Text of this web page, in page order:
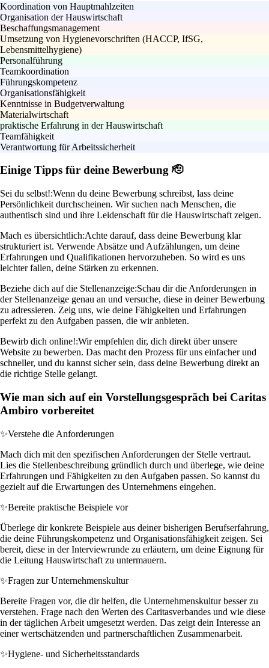
Koordination von Hauptmahlzeiten
Organisation der Hauswirtschaft
Beschaffungsmanagement
Umsetzung von Hygienevorschriften (HACCP, IfSG,
Lebensmittelhygiene)
Personalführung
Teamkoordination
Führungskompetenz
Organisationsfähigkeit
Kenntnisse in Budgetverwaltung
Materialwirtschaft
praktische Erfahrung in der Hauswirtschaft
Teamfähigkeit
Verantwortung für Arbeitssicherheit
Einige Tipps für deine Bewerbung 🫡
Sei du selbst!:Wenn du deine Bewerbung schreibst, lass deine
Persönlichkeit durchscheinen. Wir suchen nach Menschen, die
authentisch sind und ihre Leidenschaft für die Hauswirtschaft zeigen.
Mach es übersichtlich:Achte darauf, dass deine Bewerbung klar
strukturiert ist. Verwende Absätze und Aufzählungen, um deine
Erfahrungen und Qualifikationen hervorzuheben. So wird es uns
leichter fallen, deine Stärken zu erkennen.
Beziehe dich auf die Stellenanzeige:Schau dir die Anforderungen in
der Stellenanzeige genau an und versuche, diese in deiner Bewerbung
zu adressieren. Zeig uns, wie deine Fähigkeiten und Erfahrungen
perfekt zu den Aufgaben passen, die wir anbieten.
Bewirb dich online!:Wir empfehlen dir, dich direkt über unsere
Website zu bewerben. Das macht den Prozess für uns einfacher und
schneller, und du kannst sicher sein, dass deine Bewerbung direkt an
die richtige Stelle gelangt.
Wie man sich auf ein Vorstellungsgespräch bei Caritas
Ambiro vorbereitet
✨Verstehe die Anforderungen
Mach dich mit den spezifischen Anforderungen der Stelle vertraut.
Lies die Stellenbeschreibung gründlich durch und überlege, wie deine
Erfahrungen und Fähigkeiten zu den Aufgaben passen. So kannst du
gezielt auf die Erwartungen des Unternehmens eingehen.
✨Bereite praktische Beispiele vor
Überlege dir konkrete Beispiele aus deiner bisherigen Berufserfahrung,
die deine Führungskompetenz und Organisationsfähigkeit zeigen. Sei
bereit, diese in der Interviewrunde zu erläutern, um deine Eignung für
die Leitung Hauswirtschaft zu untermauern.
✨Fragen zur Unternehmenskultur
Bereite Fragen vor, die dir helfen, die Unternehmenskultur besser zu
verstehen. Frage nach den Werten des Caritasverbandes und wie diese
in der täglichen Arbeit umgesetzt werden. Das zeigt dein Interesse an
einer wertschätzenden und partnerschaftlichen Zusammenarbeit.
✨Hygiene- und Sicherheitsstandards